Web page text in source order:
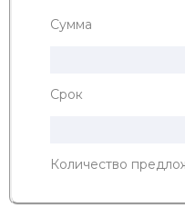
Сумма
Срок
Количество